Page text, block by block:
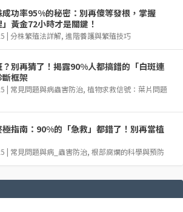
功率95%的秘密：別再傻等發根，掌握
」黃金72小時才是關鍵！
| 分株繁殖法詳解, 進階養護與繁殖技巧
別再猜了！揭露90%人都搞錯的「白斑連
框架
| 常見問題與病蟲害防治, 植物求救信號：葉片問題
指南：90%的「急救」都錯了！別再當植
| 常見問題與病_蟲害防治, 根部腐爛的科學與預防